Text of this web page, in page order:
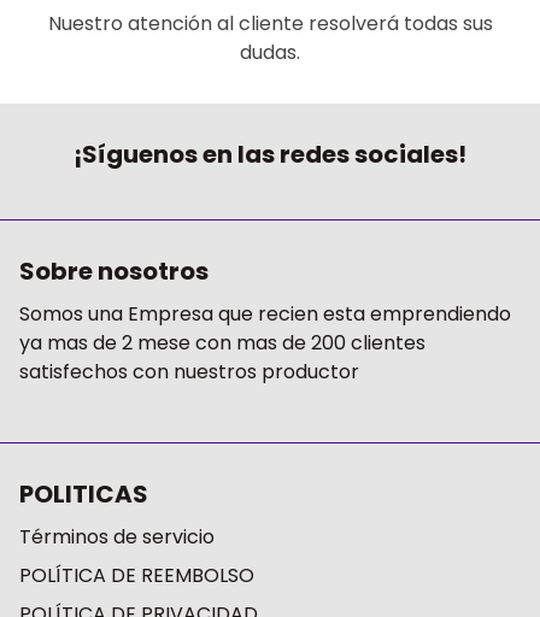
Nuestro atención al cliente resolverá todas sus
dudas.
¡Síguenos en las redes sociales!
Sobre nosotros
Somos una Empresa que recien esta emprendiendo
ya mas de 2 mese con mas de 200 clientes
satisfechos con nuestros productor
POLITICAS
Términos de servicio
POLÍTICA DE REEMBOLSO